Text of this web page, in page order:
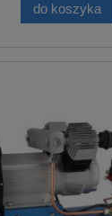
do koszyka